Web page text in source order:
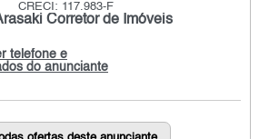
CRECI: 117.983-F
Corretor de Imóveis
telefone e
do anunciante